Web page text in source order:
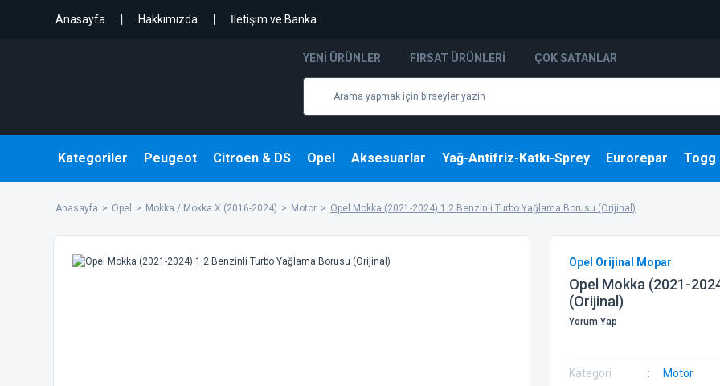
Anasayfa Hakkımızda İletişim ve Banka
YENI ÜRÜNLER FIRSAT ÜRÜNLERI ÇOK SATANLAR
Kategoriler Peugeot Citroen & DS Opel Aksesuarlar Yağ-Antifriz-Katkı-Sprey Eurorepar Togg
Anasayfa Opel Mokka / Mokka X (2016-2024) Motor Opel Mokka (2021-2024) 1.2 Benzinli Turbo Yağlama Borusu (Orijinal)
Opel Orijinal Mopar
Opel Mokka (2021-
(Orijinal)
Yorum Yap
Kategori Motor